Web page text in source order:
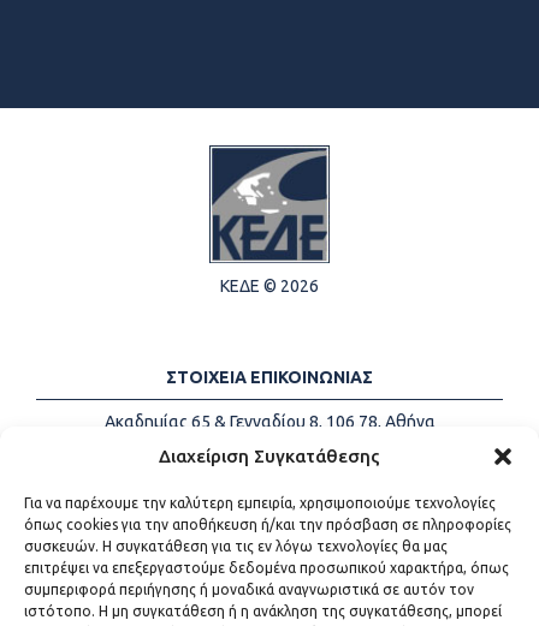
Διαχείριση Συγκατάθεσης
Για να παρέχουμε την καλύτερη εμπειρία, χρησιμοποιούμε τεχνολογίες
όπως cookies για την αποθήκευση ή/και την πρόσβαση σε πληροφορίες
συσκευών. Η συγκατάθεση για τις εν λόγω τεχνολογίες θα μας
επιτρέψει να επεξεργαστούμε δεδομένα προσωπικού χαρακτήρα, όπως
συμπεριφορά περιήγησης ή μοναδικά αναγνωριστικά σε αυτόν τον
ιστότοπο. Η μη συγκατάθεση ή η ανάκληση της συγκατάθεσης, μπορεί
ΚΕΔΕ © 2026
ΣΤΟΙΧΕΙΑ ΕΠΙΚΟΙΝΩΝΙΑΣ
Ακαδημίας 65 & Γενναδίου 8, 106 78, Αθήνα
Τηλέφωνα:
+30 213-2147500
Email:
info@kede.gr
ΧΡΗΣΙΜΟΙ ΣΥΝΔΕΣΜΟΙ